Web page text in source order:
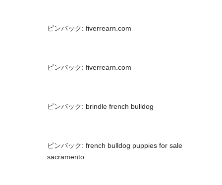
ピンバック: fiverrearn.com
ピンバック: fiverrearn.com
ピンバック: brindle french bulldog
ピンバック: french bulldog puppies for sale
sacramento